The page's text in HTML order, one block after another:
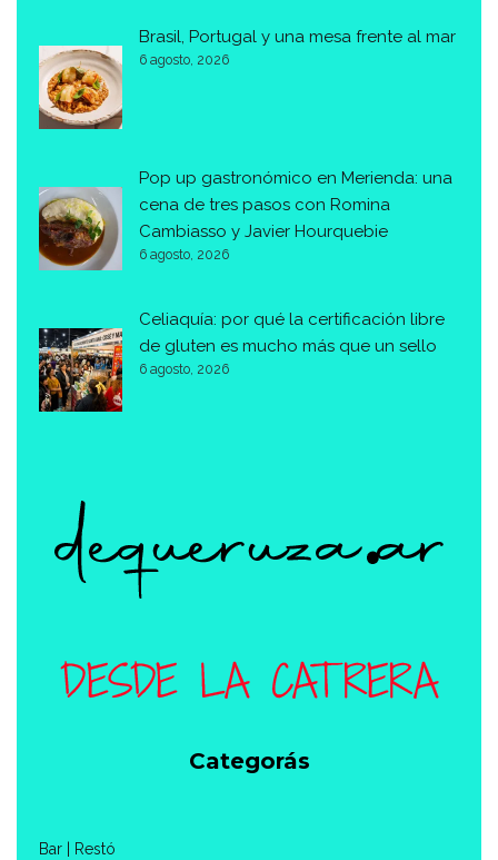
Brasil, Portugal y una mesa frente al mar
6 agosto, 2026
Pop up gastronómico en Merienda: una
cena de tres pasos con Romina
Cambiasso y Javier Hourquebie
6 agosto, 2026
Celiaquía: por qué la certificación libre
de gluten es mucho más que un sello
6 agosto, 2026
Categorás
Bar | Restó